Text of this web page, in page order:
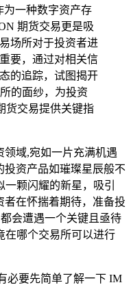
为一种数字资产存
期货交易更是吸
场所对于投资者进
要，通过对相关信
的追踪，试图揭开
的面纱，为投资
货交易提供关键指
域,宛如一片充满机遇
投资产品如璀璨星辰般不
颗闪耀的新星，吸引
者在怀揣着期待，准备投
会遭遇一个关键且亟待
在哪个交易所可以进行
必要先简单了解一下 IM